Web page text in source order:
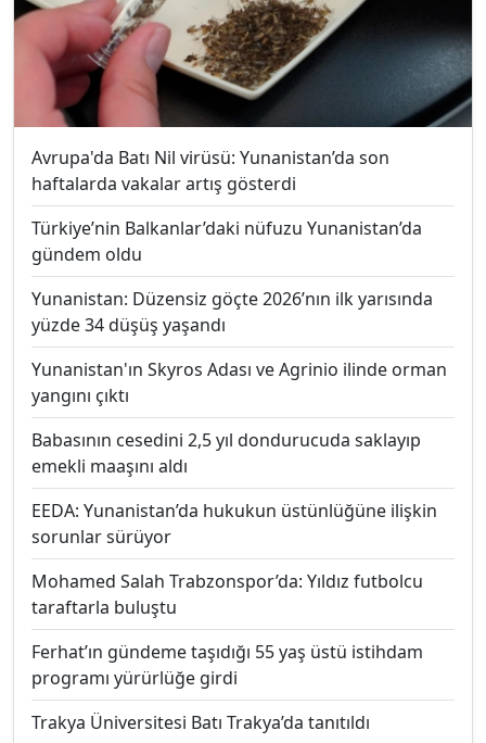
Avrupa'da Batı Nil virüsü: Yunanistan’da son
haftalarda vakalar artış gösterdi
Türkiye’nin Balkanlar’daki nüfuzu Yunanistan’da
gündem oldu
Yunanistan: Düzensiz göçte 2026’nın ilk yarısında
yüzde 34 düşüş yaşandı
Yunanistan'ın Skyros Adası ve Agrinio ilinde orman
yangını çıktı
Babasının cesedini 2,5 yıl dondurucuda saklayıp
emekli maaşını aldı
EEDA: Yunanistan’da hukukun üstünlüğüne ilişkin
sorunlar sürüyor
Mohamed Salah Trabzonspor’da: Yıldız futbolcu
taraftarla buluştu
Ferhat’ın gündeme taşıdığı 55 yaş üstü istihdam
programı yürürlüğe girdi
Trakya Üniversitesi Batı Trakya’da tanıtıldı